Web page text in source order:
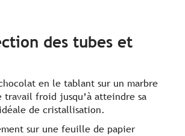
des tubes et
en le tablant sur un marbre
travail froid jusqu’à atteindre sa
de cristallisation.
sur une feuille de papier